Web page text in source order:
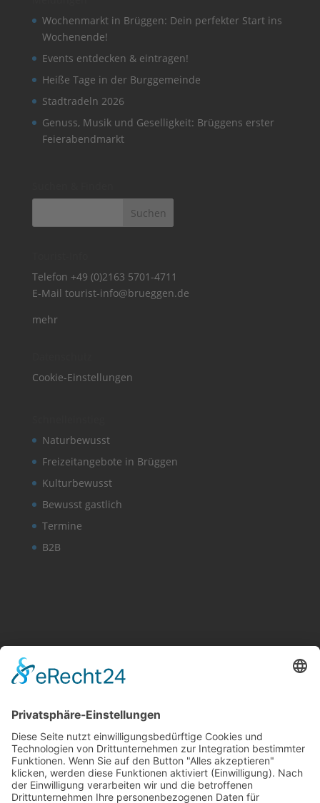
Wochenmarkt in Brüggen: Dein perfekter Start ins
Wochenende!
Events entdecken & eintragen!
Heiße Tage in der Burggemeinde
Stadtradeln 2026
Genuss, Musik und Geselligkeit: Brüggens erster
Feierabendmarkt
Telefon +49 (0)2163 5701-4711
E-Mail tourist-info@brueggen.de
mehr
Cookie-Einstellungen
Naturbewusst
Freizeitangebote in Brüggen
Kulturbewusst
Bewusst gastlich
Termine
B2B